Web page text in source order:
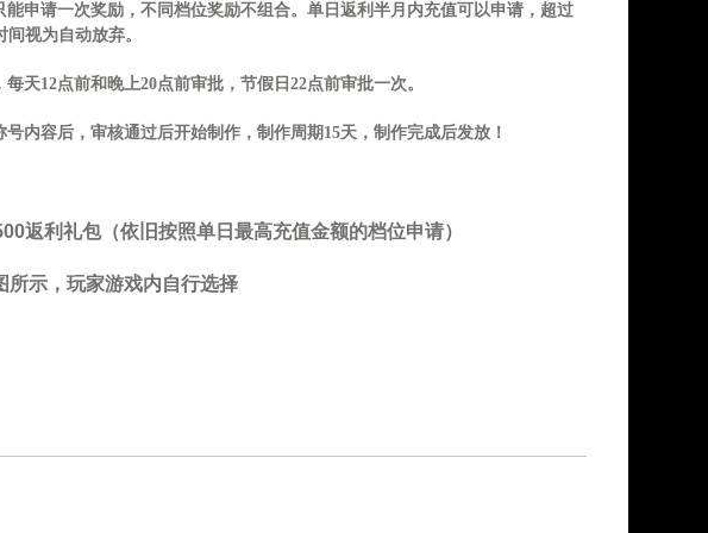
申请一次奖励，不同档位奖励不组合。单日返利半月内充值可以申请，超过
间视为自动放弃。
天12点前和晚上20点前审批，节假日22点前审批一次。
内容后，审核通过后开始制作，制作周期15天，制作完成后发放！
返利礼包（依旧按照单日最高充值金额的档位申请）
所示，玩家游戏内自行选择